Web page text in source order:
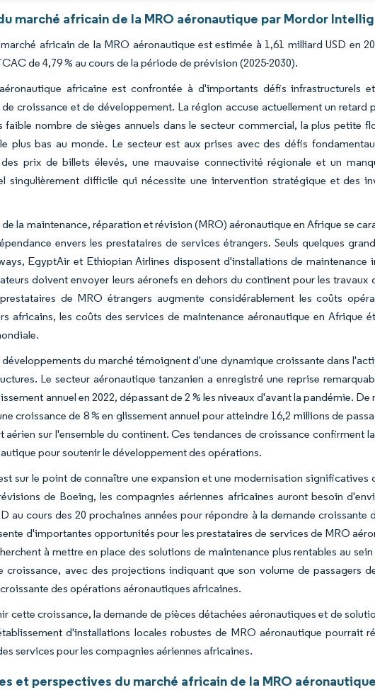
marché africain de la MRO aéronautique par Mordor
africain de la MRO aéronautique est estimée à 1,61 milliard USD en
de 4,79 % au cours de la période de prévision (2025-2030).
africaine est confrontée à d'importants défis infrastructurels
croissance et de développement. La région accuse actuellement un retard
faible nombre de sièges annuels dans le secteur commercial, la plus petite
plus bas au monde. Le secteur est aux prises avec des défis
prix de billets élevés, une mauvaise connectivité régionale et un
singulièrement difficile qui nécessite une intervention stratégique et des
de la maintenance, réparation et révision (MRO) aéronautique en Afrique se
envers les prestataires de services étrangers. Seuls quelques
EgyptAir et Ethiopian Airlines disposent d'installations de maintenance
doivent envoyer leurs aéronefs en dehors du continent pour les
de MRO étrangers augmente considérablement les coûts
africains, les coûts des services de maintenance aéronautique en Afrique
développements du marché témoignent d'une dynamique croissante dans
Le secteur aéronautique tanzanien a enregistré une reprise
annuel en 2022, dépassant de 2 % les niveaux d'avant la pandémie.
croissance de 8 % en glissement annuel pour atteindre 16,2 millions de
aérien sur l'ensemble du continent. Ces tendances de croissance confirment
pour soutenir le développement des opérations.
sur le point de connaître une expansion et une modernisation significatives
de Boeing, les compagnies aériennes africaines auront besoin
au cours des 20 prochaines années pour répondre à la demande
d'importantes opportunités pour les prestataires de services de MRO
à mettre en place des solutions de maintenance plus rentables au
croissance, avec des projections indiquant que son volume de passagers
des opérations aéronautiques africaines.
cette croissance, la demande de pièces détachées aéronautiques et de
d'installations locales robustes de MRO aéronautique pourrait
services pour les compagnies aériennes africaines.
et perspectives du marché africain de la MRO aéronautique